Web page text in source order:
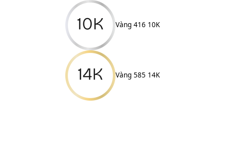
Vàng 416 10K
Vàng 585 14K